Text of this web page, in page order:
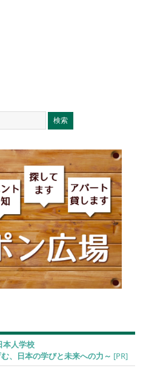
人学校
、日本の学びと未来への力～ [PR]